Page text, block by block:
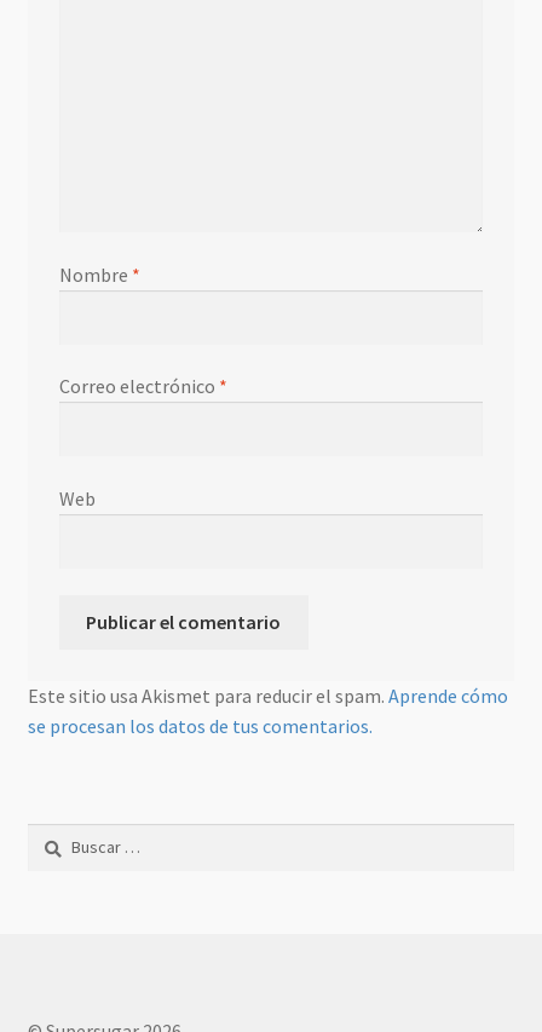
Nombre *
Correo electrónico *
Web
Este sitio usa Akismet para reducir el spam. Aprende cómo
se procesan los datos de tus comentarios.
Buscar: